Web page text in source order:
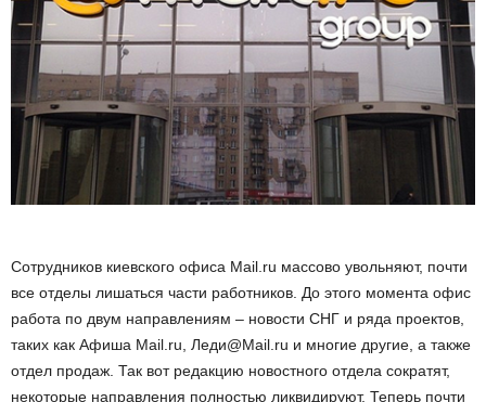
Сотрудников киевского офиса Mail.ru массово увольняют, почти
все отделы лишаться части работников. До этого момента офис
работа по двум направлениям – новости СНГ и ряда проектов,
таких как Афиша Mail.ru, Леди@Mail.ru и многие другие, а также
отдел продаж. Так вот редакцию новостного отдела сократят,
некоторые направления полностью ликвидируют. Теперь почти